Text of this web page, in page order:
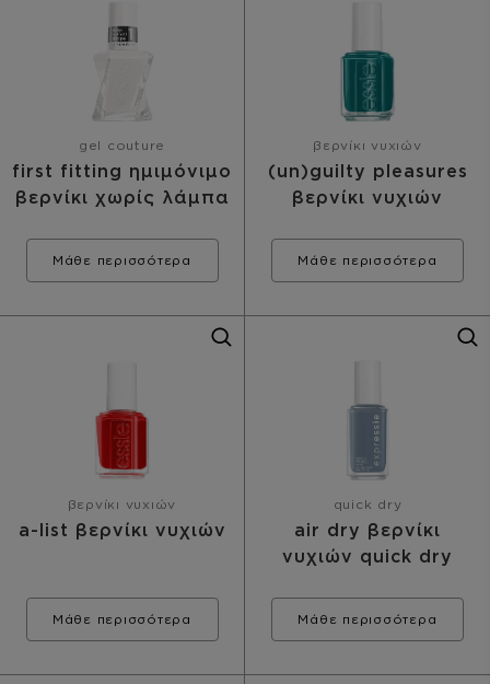
gel couture
first fitting ημιμόνιμο
βερνίκι χωρίς λάμπα
Μάθε περισσότερα
βερνίκι νυχιών
(un)guilty pleasures
βερνίκι νυχιών
Μάθε περισσότερα
βερνίκι νυχιών
a-list βερνίκι νυχιών
Μάθε περισσότερα
quick dry
air dry βερνίκι
νυχιών quick dry
Μάθε περισσότερα